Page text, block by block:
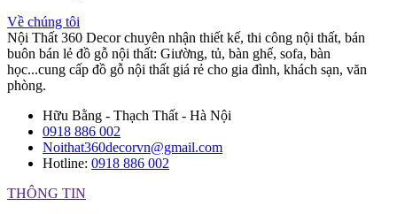
Về chúng tôi
Nội Thất 360 Decor chuyên nhận thiết kế, thi công nội thất, bán
buôn bán lẻ đồ gỗ nội thất: Giường, tủ, bàn ghế, sofa, bàn
học...cung cấp đồ gỗ nội thất giá rẻ cho gia đình, khách sạn, văn
phòng.
Hữu Bằng - Thạch Thất - Hà Nội
0918 886 002
Noithat360decorvn@gmail.com
Hotline: 0918 886 002
THÔNG TIN